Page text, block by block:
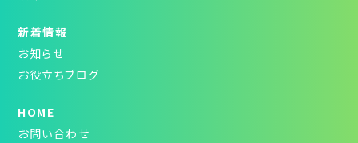
新着情報
お知らせ
お役立ちブログ
HOME
お問い合わせ